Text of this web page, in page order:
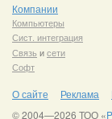
Компании
Компьютеры
Сист. интеграция
Связь исети
Софт
О сайте Реклама
© 2004—2026 ТОО «